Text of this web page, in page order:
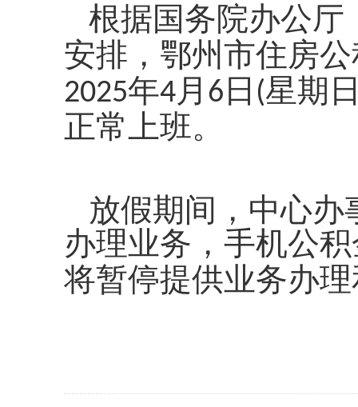
根据国务院办公厅
安排，鄂州市住房
2025年4月 6 日 (星期
正常上班。
放假期间，中心办
办理业务，手机公
将暂停提供业务办